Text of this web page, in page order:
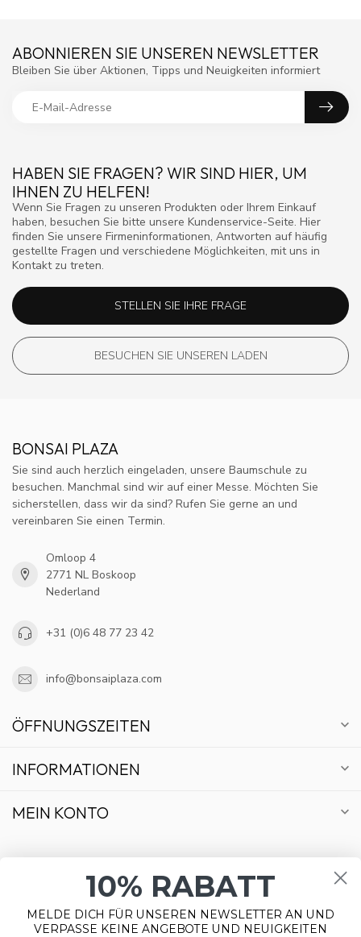
HABEN SIE FRAGEN? WIR SIND HIER, UM
IHNEN ZU HELFEN!
Wenn Sie Fragen zu unseren Produkten oder Ihrem Einkauf
haben, besuchen Sie bitte unsere Kundenservice-Seite. Hier
finden Sie unsere Firmeninformationen, Antworten auf häufig
gestellte Fragen und verschiedene Möglichkeiten, mit uns in
Kontakt zu treten.
STELLEN SIE IHRE FRAGE
BESUCHEN SIE UNSEREN LADEN
ABONNIEREN SIE UNSEREN NEWSLETTER
Bleiben Sie über Aktionen, Tipps und Neuigkeiten informiert
BONSAI PLAZA
Sie sind auch herzlich eingeladen, unsere Baumschule zu
besuchen. Manchmal sind wir auf einer Messe. Möchten Sie
sicherstellen, dass wir da sind? Rufen Sie gerne an und
vereinbaren Sie einen Termin.
Omloop 4
2771 NL Boskoop
Nederland
+31 (0)6 48 77 23 42
info@bonsaiplaza.com
ÖFFNUNGSZEITEN
INFORMATIONEN
MEIN KONTO
10% RABATT
MELDE DICH FÜR UNSEREN NEWSLETTER AN UND
VERPASSE KEINE ANGEBOTE UND NEUIGKEITEN